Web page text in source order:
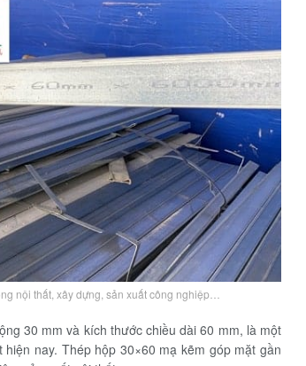
nội thất, xây dựng, sản xuất công nghiệp…
30 mm và kích thước chiều dài 60 mm, là một
nay. Thép hộp 30×60 mạ kẽm góp mặt gần